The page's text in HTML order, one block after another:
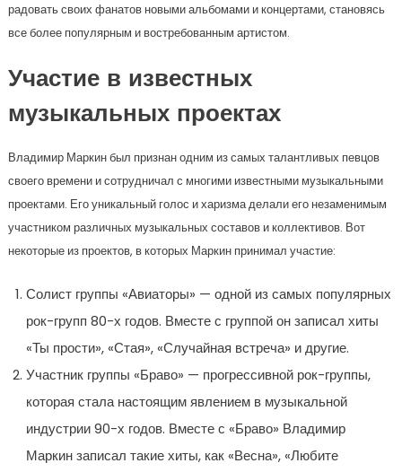
радовать своих фанатов новыми альбомами и концертами, становясь
все более популярным и востребованным артистом.
Участие в известных
музыкальных проектах
Владимир Маркин был признан одним из самых талантливых певцов
своего времени и сотрудничал с многими известными музыкальными
проектами. Его уникальный голос и харизма делали его незаменимым
участником различных музыкальных составов и коллективов. Вот
некоторые из проектов, в которых Маркин принимал участие:
Солист группы «Авиаторы» — одной из самых популярных
рок-групп 80-х годов. Вместе с группой он записал хиты
«Ты прости», «Стая», «Случайная встреча» и другие.
Участник группы «Браво» — прогрессивной рок-группы,
которая стала настоящим явлением в музыкальной
индустрии 90-х годов. Вместе с «Браво» Владимир
Маркин записал такие хиты, как «Весна», «Любите